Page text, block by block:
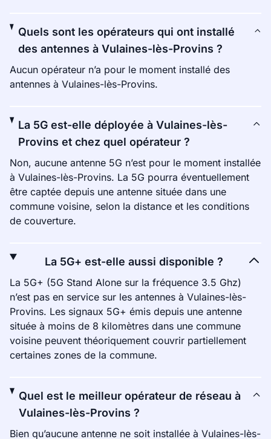
Quels sont les opérateurs qui ont installé
des antennes à Vulaines-lès-Provins ?
Aucun opérateur n’a pour le moment installé des
antennes à Vulaines-lès-Provins.
La 5G est-elle déployée à Vulaines-lès-
Provins et chez quel opérateur ?
Non, aucune antenne 5G n’est pour le moment installée
à Vulaines-lès-Provins. La 5G pourra éventuellement
être captée depuis une antenne située dans une
commune voisine, selon la distance et les conditions
de couverture.
La 5G+ est-elle aussi disponible ?
La 5G+ (5G Stand Alone sur la fréquence 3.5 Ghz)
n’est pas en service sur les antennes à Vulaines-lès-
Provins. Les signaux 5G+ émis depuis une antenne
située à moins de 8 kilomètres dans une commune
voisine peuvent théoriquement couvrir partiellement
certaines zones de la commune.
Quel est le meilleur opérateur de réseau à
Vulaines-lès-Provins ?
Bien qu’aucune antenne ne soit installée à Vulaines-lès-